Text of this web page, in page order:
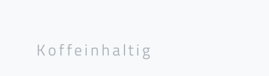
Koffeinhaltig